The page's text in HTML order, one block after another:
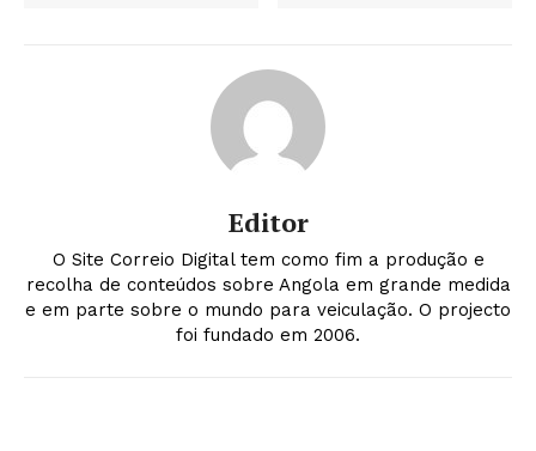
Editor
O Site Correio Digital tem como fim a produção e
recolha de conteúdos sobre Angola em grande medida
e em parte sobre o mundo para veiculação. O projecto
foi fundado em 2006.